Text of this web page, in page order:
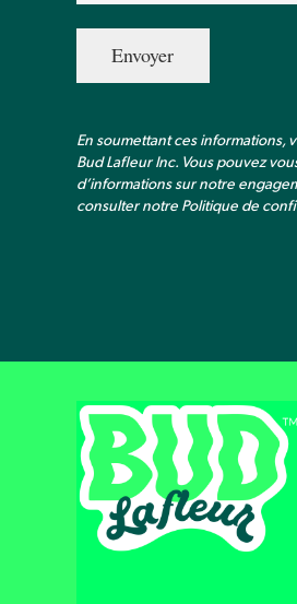
En soumettant ces informations,
Bud Lafleur Inc. Vous pouvez
d’informations sur notre
consulter notre Politique de